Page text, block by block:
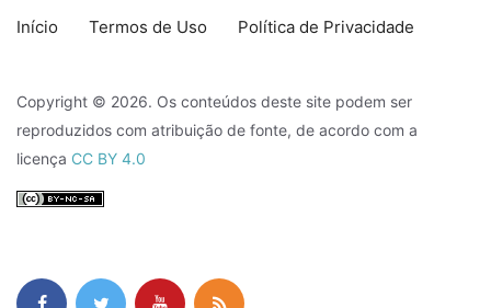
Início Termos de Uso Política de Privacidade
Copyright © 2026. Os conteúdos deste site podem ser
reproduzidos com atribuição de fonte, de acordo com a
licença CC BY 4.0